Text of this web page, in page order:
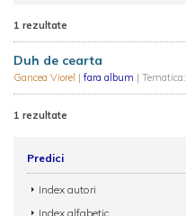
1 rezultate
Duh de cearta
Gancea Viorel | fara album | Tematica:
1 rezultate
Predici
Index autori
Index alfabetic